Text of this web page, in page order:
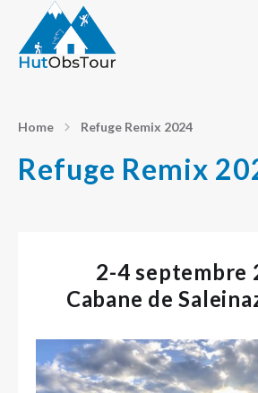
Home Refuge Remix 2024
Refuge Remix
2-4 septembre
Cabane de